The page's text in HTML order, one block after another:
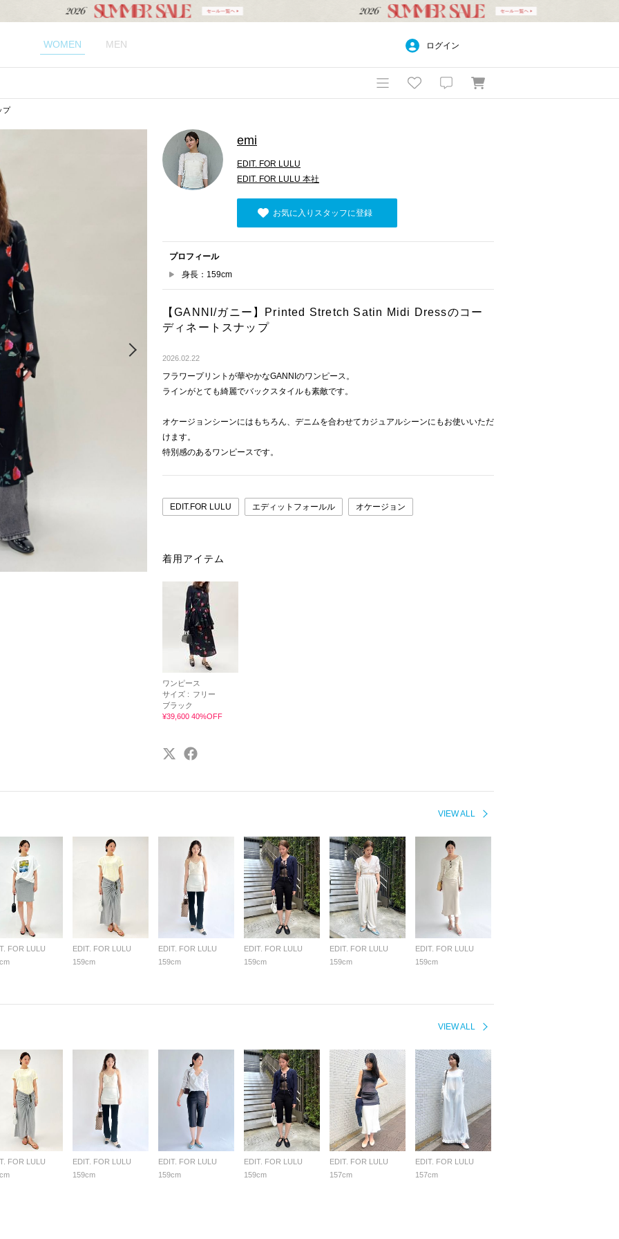
WOMEN MEN ログイン
プ
emi
EDIT. FOR LULU
EDIT. FOR LULU 本社
お気に入りスタッフに登録
プロフィール
身長：159cm
【GANNI/ガニー】Printed Stretch Satin Midi Dressのコー
ディネートスナップ
2026.02.22
フラワープリントが華やかなGANNIのワンピース。
ラインがとても綺麗でバックスタイルも素敵です。
オケージョンシーンにはもちろん、デニムを合わせてカジュアルシーンにもお使いいただ
けます。
特別感のあるワンピースです。
EDIT.FOR LULU エディットフォールル オケージョン
着用アイテム
ワンピース
サイズ : フリー
ブラック
¥39,600 40%OFF
VIEW ALL
FOR LULU
EDIT. FOR LULU
159cm
EDIT. FOR LULU
159cm
EDIT. FOR LULU
159cm
EDIT. FOR LULU
159cm
EDIT. FOR LULU
159cm
VIEW ALL
FOR LULU
EDIT. FOR LULU
159cm
EDIT. FOR LULU
159cm
EDIT. FOR LULU
159cm
EDIT. FOR LULU
157cm
EDIT. FOR LULU
157cm